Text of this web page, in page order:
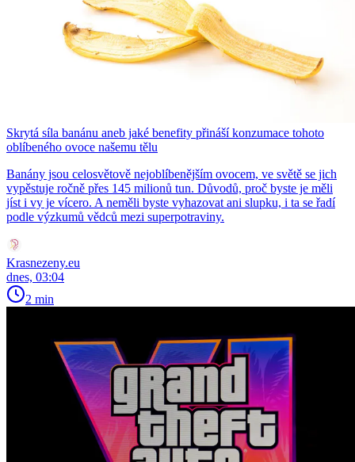
Skrytá síla banánu aneb jaké benefity přináší konzumace tohoto
oblíbeného ovoce našemu tělu
Banány jsou celosvětově nejoblíbenějším ovocem, ve světě se jich
vypěstuje ročně přes 145 milionů tun. Důvodů, proč byste je měli
jíst i vy je vícero. A neměli byste vyhazovat ani slupku, i ta se řadí
podle výzkumů vědců mezi superpotraviny.
Krasnezeny.eu
dnes, 03:04
2 min